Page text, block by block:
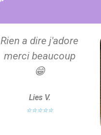
Rien a dire j'adore
merci beaucoup
😁
Lies V.
⭐⭐⭐⭐⭐